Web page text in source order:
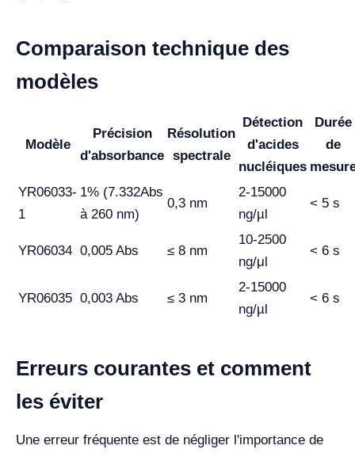
Comparaison technique des
modèles
Modèle
Précision
d'absorbance
Résolution
spectrale
Détection
d'acides
nucléiques
Durée
de
YR06033-
1
1% (7.332Abs
à 260 nm)
0,3 nm
2-15000
ng/µl
< 5 s
YR06034 0,005 Abs ≤ 8 nm
10-2500
ng/μl
< 6 s
YR06035 0,003 Abs ≤ 3 nm
2-15000
ng/µl
< 6 s
Erreurs courantes et comment
les éviter
Une erreur fréquente est de négliger l'importance de